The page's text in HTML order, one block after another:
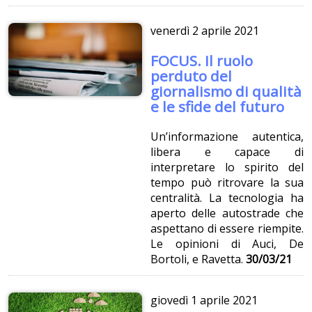
venerdì 2 aprile 2021
FOCUS. Il ruolo
perduto del
giornalismo di qualità
e le sfide del futuro
Un’informazione autentica,
libera e capace di
interpretare lo spirito del
tempo può ritrovare la sua
centralità. La tecnologia ha
aperto delle autostrade che
aspettano di essere riempite.
Le opinioni di Auci, De
Bortoli, e Ravetta. 30/03/21
giovedì 1 aprile 2021